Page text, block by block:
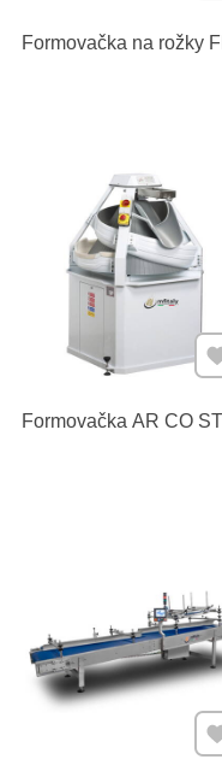
Formovačka na rožky
Formovačka AR CO ST